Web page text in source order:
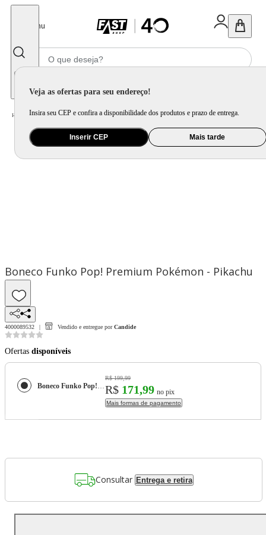
Menu
Veja as ofertas para seu endereço!
Insira seu CEP e confira a disponibilidade dos produtos e prazo de entrega.
Inserir CEP Mais tarde
Home Brinquedo e Colecionável / Para Colecionar
Boneco Funko Pop! Premium Pokémon - Pikachu
4000089532 Vendido e entregue por Candide
Ofertas disponíveis
Boneco Funko Pop! Premium Pokémon - Pikachu
R$ 199,99
R$ 171,99 no pix
Mais formas de pagamento
Consultar Entrega e retira